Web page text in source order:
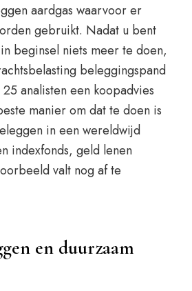
aardgas waarvoor er
gebruikt. Nadat u bent
beginsel niets meer te doen,
beleggingspand
analisten een koopadvies
manier om dat te doen is
in een wereldwijd
indexfonds, geld lenen
valt nog af te
en duurzaam